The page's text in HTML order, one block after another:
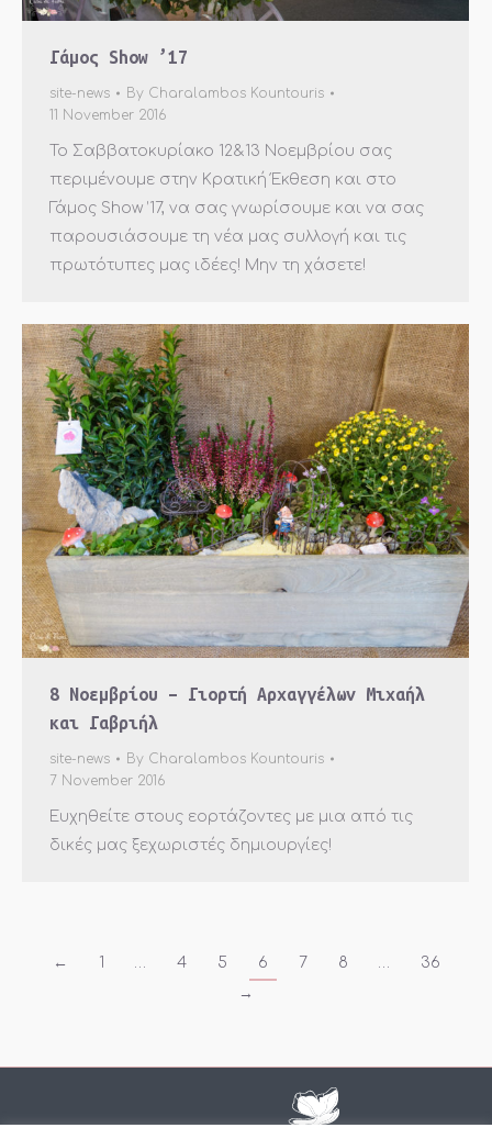
Γάμος Show ’17
site-news By Charalambos Kountouris
11 November 2016
Το Σαββατοκυρίακο 12&13 Νοεμβρίου σας
περιμένουμε στην Κρατική Έκθεση και στο
Γάμος Show ’17, να σας γνωρίσουμε και να σας
παρουσιάσουμε τη νέα μας συλλογή και τις
πρωτότυπες μας ιδέες! Μην τη χάσετε!
8 Νοεμβρίου – Γιορτή Αρχαγγέλων Μιχαήλ
και Γαβριήλ
site-news By Charalambos Kountouris
7 November 2016
Ευχηθείτε στους εορτάζοντες με μια από τις
δικές μας ξεχωριστές δημιουργίες!
← 1 … 4 5 6 7 8 …
36
→